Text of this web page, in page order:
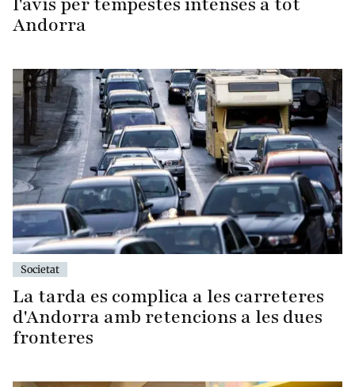
Andorra
Societat
La tarda es complica a les carreteres
d'Andorra amb retencions a les dues
fronteres